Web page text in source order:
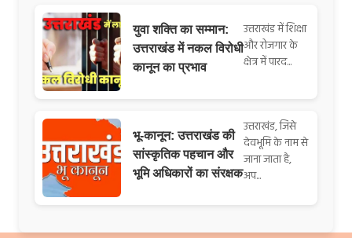
युवा शक्ति का सम्मान:
उत्तराखंड में नकल विरोधी
कानून का प्रभाव
उत्तराखंड में शिक्षा
और रोजगार के
क्षेत्र में पारद...
भू-कानून: उत्तराखंड की
सांस्कृतिक पहचान और
भूमि अधिकारों का संरक्षक
उत्तराखंड, जिसे
देवभूमि के नाम से
जाना जाता है,
अप...